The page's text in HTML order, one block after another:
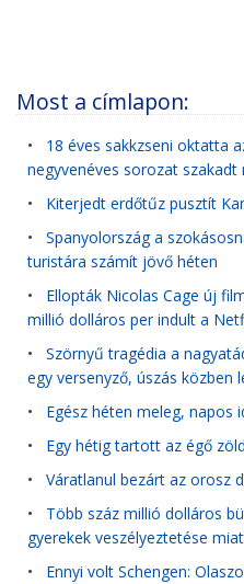
Most a címlapon:
• 18 éves sakkzseni oktatta
negyvenéves sorozat szakadt
• Kiterjedt erdőtűz pusztít
• Spanyolország a
turistára számít jövő héten
• Ellopták Nicolas Cage új
millió dolláros per indult a
• Szörnyű tragédia a
egy versenyző, úszás közben
• Egész héten meleg, napos
• Egy hétig tartott az égő
• Váratlanul bezárt az orosz
• Több száz millió dolláros
gyerekek veszélyeztetése
• Ennyi volt Schengen: